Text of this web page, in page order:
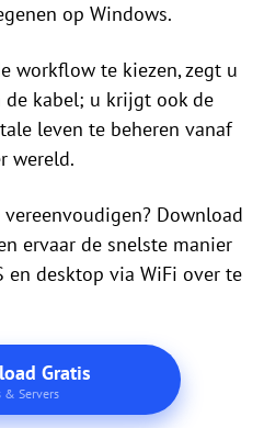
op Windows.
workflow te kiezen, zegt u
kabel; u krijgt ook de
leven te beheren vanaf
wereld.
Download
ervaar de snelste manier
en desktop via WiFi over te
Gratis
& Servers